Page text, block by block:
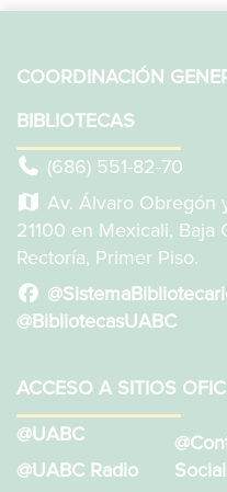
COORDINACIÓN
BIBLIOTECAS
(686) 551-82-70
Av. Álvaro Obregón
21100 en Mexicali, Baja
Rectoría, Primer Piso.
@BibliotecasUABC
ACCESO A SITIOS
@UABC
@UABC Radio
Social